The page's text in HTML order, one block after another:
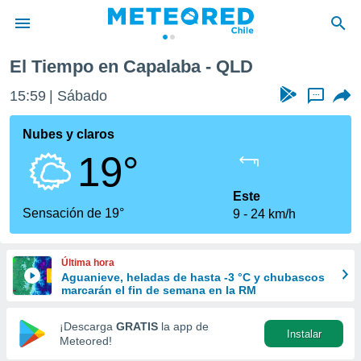
de
por
que se
calidad.
a este
las
y
forma
digital
basada
El Tiempo en Capalaba - QLD
15:59 Sábado ...
Nubes y claros
19°
Sensación de 19°
Este
9
24 km/h
Última hora
Aguanieve, heladas de hasta -3 °C y chubascos
marcarán el fin de semana en la RM
¡Descarga GRATIS la app de
Meteored!
Instalar